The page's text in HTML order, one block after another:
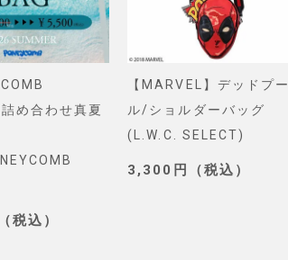
め合わせ真夏
税込）
【MARVEL】デッドプー
ル/ショルダーバッグ
(L.W.C. SELECT)
3,300円（税込）